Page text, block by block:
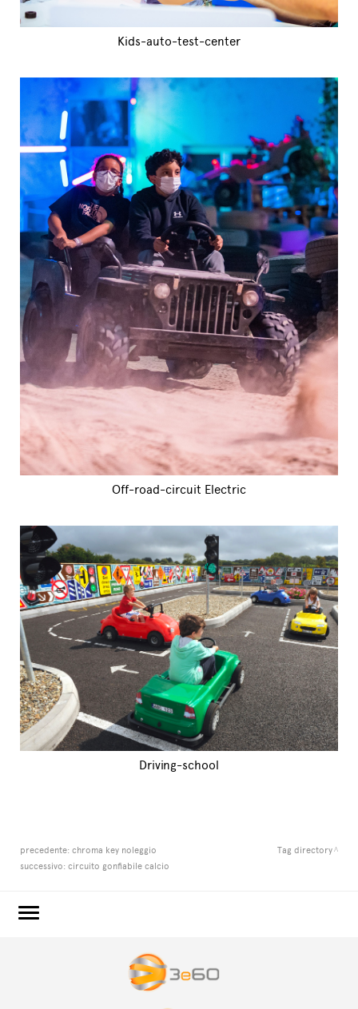
Kids-auto-test-center
Off-road-circuit Electric
Driving-school
precedente: chroma key noleggio
successivo: circuito gonfiabile calcio
Tag directory